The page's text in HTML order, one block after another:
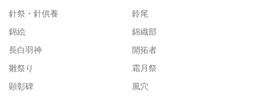
針祭・針供養
鈴尾
錦絵
錦織部
長白羽神
開拓者
雛祭り
霜月祭
顕彰碑
風穴